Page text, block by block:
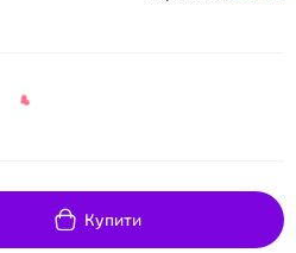
Купити